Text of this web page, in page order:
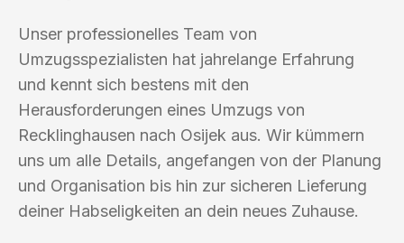
Unser professionelles Team von
Umzugsspezialisten hat jahrelange Erfahrung
und kennt sich bestens mit den
Herausforderungen eines Umzugs von
Recklinghausen nach Osijek aus. Wir kümmern
uns um alle Details, angefangen von der Planung
und Organisation bis hin zur sicheren Lieferung
deiner Habseligkeiten an dein neues Zuhause.